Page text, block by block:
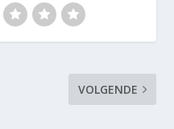
VOLGENDE